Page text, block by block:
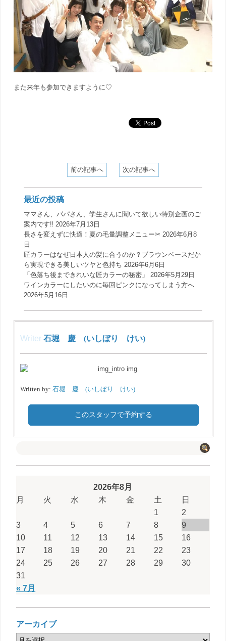
また来年も参加できますように♡
前の記事へ 次の記事へ
最近の投稿
ママさん、パパさん、学生さんに聞いて欲しい特別企画のご
案内です‼️ 2026年7月13日
長さを変えずに快適！夏の毛量調整メニュー✂︎ 2026年6月8
日
匠カラーはなぜ日本人の髪に合うのか？ブラウンベースだか
ら実現できる美しいツヤと色持ち 2026年6月6日
「色落ち後まできれいな匠カラーの秘密」
2026年5月29日
ワインカラーにしたいのに毎回ピンクになってしまう方へ
2026年5月16日
Writer石堀 慶 (いしぼり けい)
Written by:石堀 慶 (いしぼり けい)
このスタッフで予約する
2026年8月
月
火 水 木 金 土 日
« 7月
1
2
3
4 5 6 7 8
9
10
11 12 13 14 15
16
17
18 19 20 21 22
23
24
25 26 27 28 29
30
31
アーカイブ